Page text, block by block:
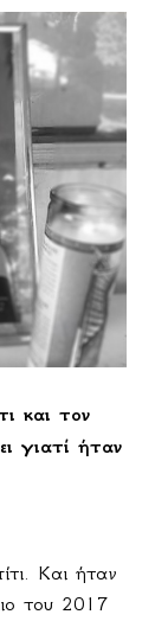
και τον
γιατί ήταν
Και ήταν
του 2017